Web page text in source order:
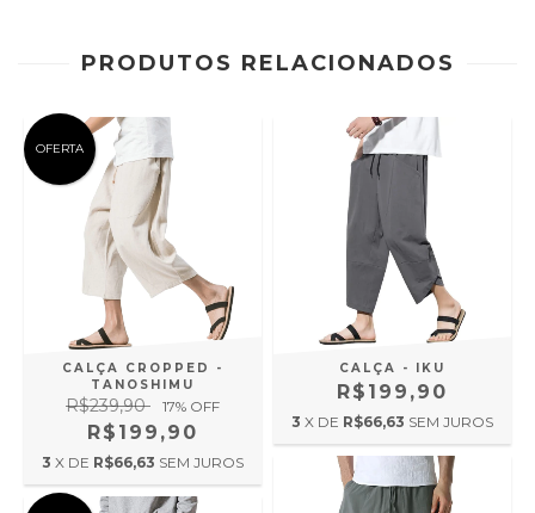
PRODUTOS RELACIONADOS
OFERTA
CALÇA CROPPED -
TANOSHIMU
R$239,90 17% OFF
R$199,90
3 X DE R$66,63 SEM JUROS
CALÇA - IKU
R$199,90
3 X DE R$66,63 SEM JUROS